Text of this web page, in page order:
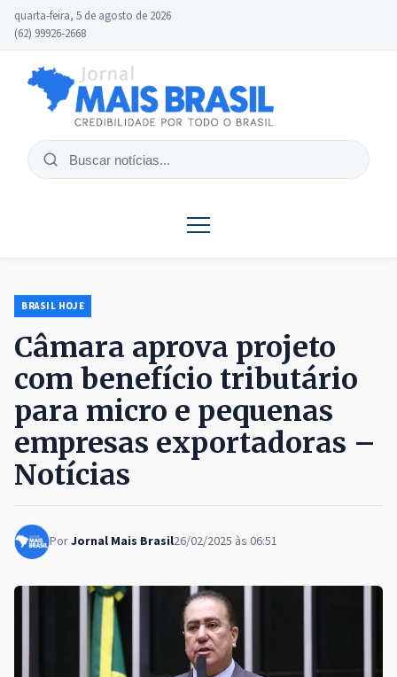
quarta-feira, 5 de agosto de 2026
(62) 99926-2668
Buscar
BRASIL HOJE
Câmara aprova projeto
com benefício tributário
para micro e pequenas
empresas exportadoras –
Notícias
PorJornal Mais Brasil26/02/2025 às 06:51